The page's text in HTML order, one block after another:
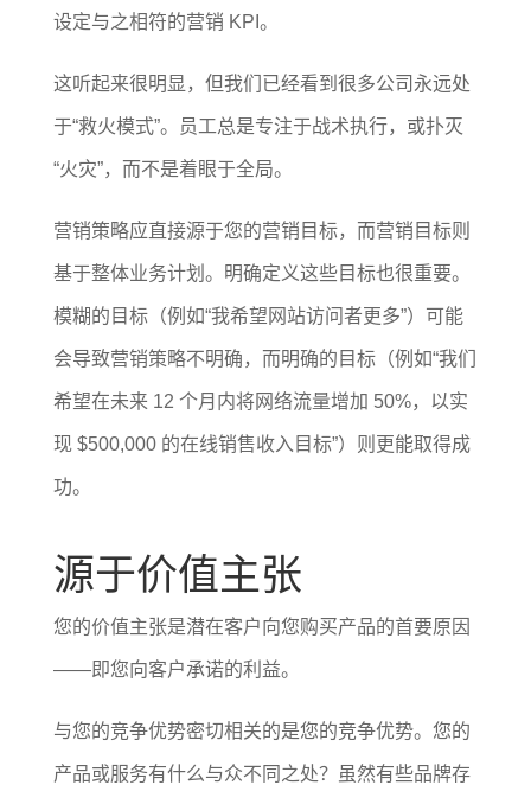
设定与之相符的营销 KPI。
这听起来很明显，但我们已经看到很多公司永远处
于“救火模式”。员工总是专注于战术执行，或扑灭
“火灾”，而不是着眼于全局。
营销策略应直接源于您的营销目标，而营销目标则
基于整体业务计划。明确定义这些目标也很重要。
模糊的目标（例如“我希望网站访问者更多”）可能
会导致营销策略不明确，而明确的目标（例如“我们
希望在未来 12 个月内将网络流量增加 50%，以实
现 $500,000 的在线销售收入目标”）则更能取得成
功。
源于价值主张
您的价值主张是潜在客户向您购买产品的首要原因
——即您向客户承诺的利益。
与您的竞争优势密切相关的是您的竞争优势。您的
产品或服务有什么与众不同之处？虽然有些品牌存